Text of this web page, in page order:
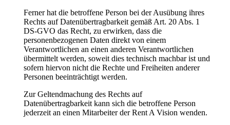
Ferner hat die betroffene Person bei der Ausübung ihres
Rechts auf Datenübertragbarkeit gemäß Art. 20 Abs. 1
DS-GVO das Recht, zu erwirken, dass die
personenbezogenen Daten direkt von einem
Verantwortlichen an einen anderen Verantwortlichen
übermittelt werden, soweit dies technisch machbar ist und
sofern hiervon nicht die Rechte und Freiheiten anderer
Personen beeinträchtigt werden.
Zur Geltendmachung des Rechts auf
Datenübertragbarkeit kann sich die betroffene Person
jederzeit an einen Mitarbeiter der Rent A Vision wenden.